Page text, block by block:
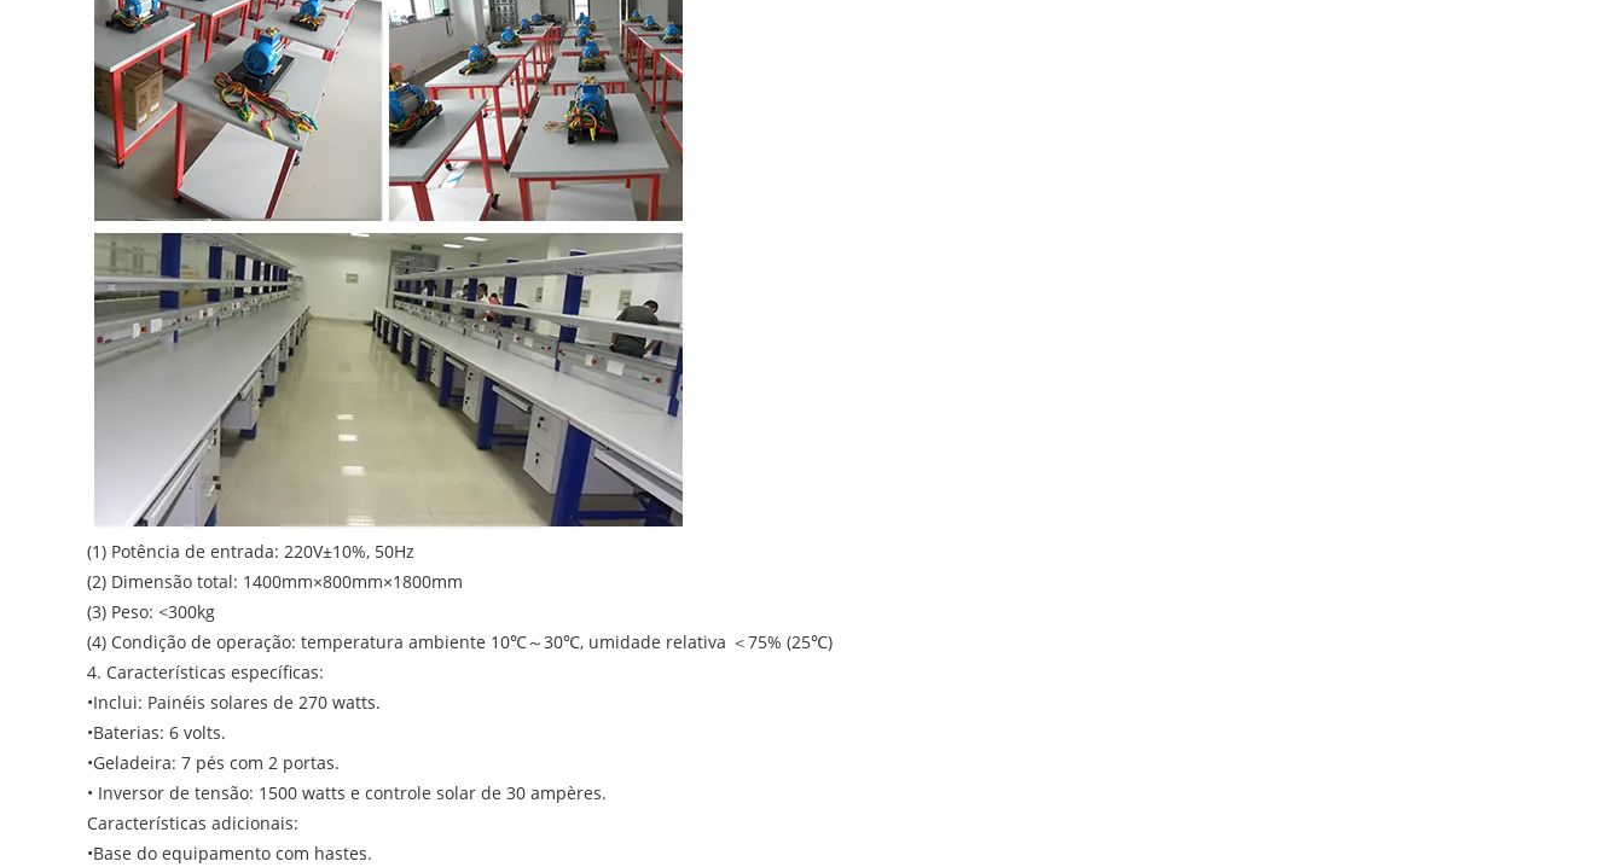
(1) Potência de entrada: 220V±10%, 50Hz
(2) Dimensão total: 1400mm×800mm×1800mm
(3) Peso: <300kg
(4) Condição de operação: temperatura ambiente 10℃～30℃, umidade relativa ＜75% (25℃)
4. Características específicas:
•Inclui: Painéis solares de 270 watts.
•Baterias: 6 volts.
•Geladeira: 7 pés com 2 portas.
• Inversor de tensão: 1500 watts e controle solar de 30 ampères.
Características adicionais:
•Base do equipamento com hastes.